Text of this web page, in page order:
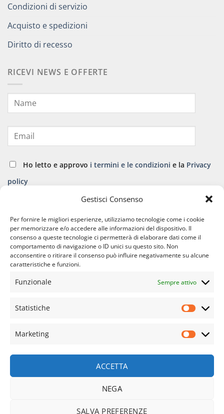
Gestisci Consenso
Per fornire le migliori esperienze, utilizziamo tecnologie come i cookie
per memorizzare e/o accedere alle informazioni del dispositivo. Il
consenso a queste tecnologie ci permetterà di elaborare dati come il
comportamento di navigazione o ID unici su questo sito. Non
acconsentire o ritirare il consenso può influire negativamente su alcune
caratteristiche e funzioni.
Funzionale Sempre attivo
Statistiche
Marketing
ACCETTA
NEGA
SALVA PREFERENZE
Condizioni di servizio
Acquisto e spedizioni
Diritto di recesso
RICEVI NEWS E OFFERTE
Ho letto e approvo i termini e le condizioni e la Privacy
policy
APPARATO OSTEO ARTICOLARE
APPARATO RESPIRATORIO
SISTEMA NERVOSO
STOMACO E INTESTINO
© Copyright 2023- 2025 | Farmacia Salus SAS di Portalupi
Pierluisa e C. – P.IVA e C.F. 11589610010 | Tutti I diritti sono
riservati |
Web Design by2026 ©Way Solutions srls